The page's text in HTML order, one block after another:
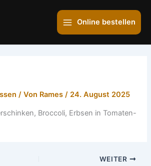
Main
Menu
Online bestellen
/ Von Rames/ 24. August 2025
Broccoli, Erbsen in Tomaten-
WEITER